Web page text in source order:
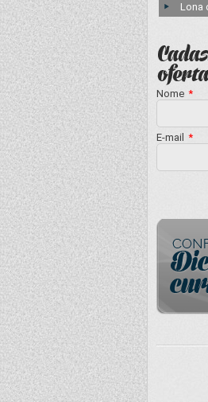
Lona
Nome *
E-mail *